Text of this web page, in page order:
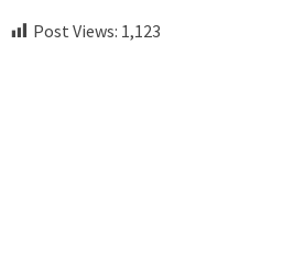
Post Views: 1,123